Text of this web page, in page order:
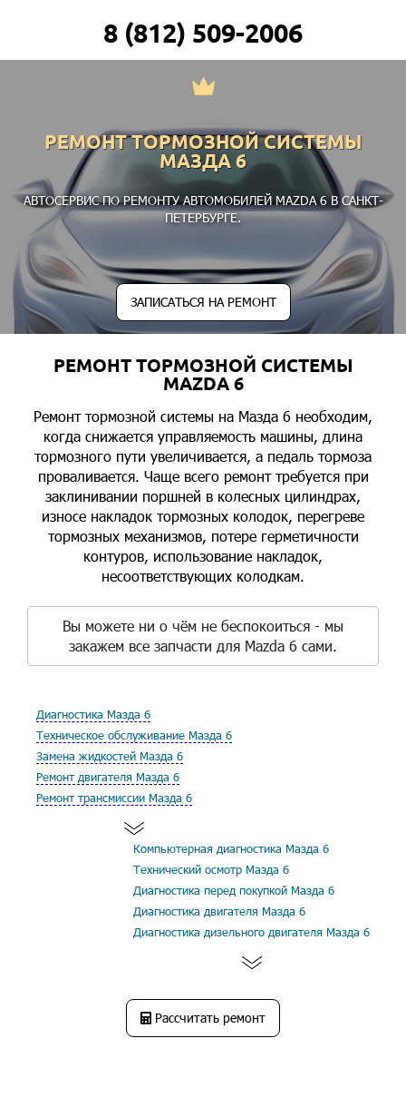
8 (812) 509-2006
РЕМОНТ ТОРМОЗНОЙ СИСТЕМЫ
МАЗДА 6
АВТОСЕРВИС ПО РЕМОНТУ АВТОМОБИЛЕЙ MAZDA 6 В САНКТ-
ПЕТЕРБУРГЕ.
ЗАПИСАТЬСЯ НА РЕМОНТ
РЕМОНТ ТОРМОЗНОЙ СИСТЕМЫ
MAZDA 6
Ремонт тормозной системы на Мазда 6 необходим,
когда снижается управляемость машины, длина
тормозного пути увеличивается, а педаль тормоза
проваливается. Чаще всего ремонт требуется при
заклинивании поршней в колесных цилиндрах,
износе накладок тормозных колодок, перегреве
тормозных механизмов, потере герметичности
контуров, использование накладок,
несоответствующих колодкам.
Вы можете ни о чём не беспокоиться - мы
закажем все запчасти для Mazda 6 сами.
Диагностика Мазда 6
Техническое обслуживание Мазда 6
Замена жидкостей Мазда 6
Ремонт двигателя Мазда 6
Ремонт трансмиссии Мазда 6
Компьютерная диагностика Мазда 6
Технический осмотр Мазда 6
Диагностика перед покупкой Мазда 6
Диагностика двигателя Мазда 6
Диагностика дизельного двигателя Мазда 6
Рассчитать ремонт